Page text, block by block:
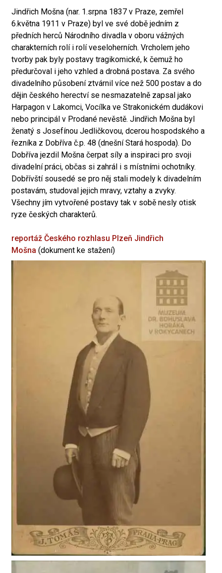
Jindřich Mošna (nar. 1.srpna 1837 v Praze, zemřel
6.května 1911 v Praze) byl ve své době jedním z
předních herců Národního divadla v oboru vážných
charakterních rolí i rolí veseloherních. Vrcholem jeho
tvorby pak byly postavy tragikomické, k čemuž ho
předurčoval i jeho vzhled a drobná postava. Za svého
divadelního působení ztvárnil více než 500 postav a do
dějin českého herectví se nesmazatelně zapsal jako
Harpagon v Lakomci, Vocílka ve Strakonickém dudákovi
nebo principál v Prodané nevěstě. Jindřich Mošna byl
ženatý s Josefínou Jedličkovou, dcerou hospodského a
řezníka z Dobříva č.p. 48 (dnešní Stará hospoda). Do
Dobříva jezdil Mošna čerpat síly a inspiraci pro svoji
divadelní práci, občas si zahrál i s místními ochotníky.
Dobřívští sousedé se pro něj stali modely k divadelním
postavám, studoval jejich mravy, vztahy a zvyky.
Všechny jím vytvořené postavy tak v sobě nesly otisk
ryze českých charakterů.
reportáž Českého rozhlasu Plzeň Jindřich
Mošna (dokument ke stažení)